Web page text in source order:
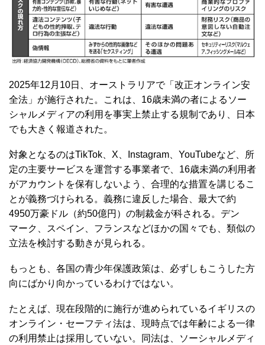
2025年12月10日、オーストラリアで「改正オンライン安
全法」が施行された。これは、16歳未満の者によるソー
シャルメディアの利用を事実上禁止する規制であり、日本
でも大きく報道された。
対象となるのはTikTok、X、Instagram、YouTubeなど、所
定の主要サービスを運営する事業者で、16歳未満の利用者
がアカウントを保有しないよう、合理的な措置を講じるこ
とが義務づけられる。義務に違反した場合、最大で約
4950万豪ドル（約50億円）の制裁金が科される。デン
マーク、スペイン、フランスなどほかの国々でも、類似の
立法を検討する動きが見られる。
もっとも、各国の青少年保護政策は、必ずしもこうした方
向にばかり向かっているわけではない。
たとえば、現在段階的に施行が進められているイギリスの
オンライン・セーフティ法は、現時点では年齢による一律
の利用禁止は採用していない。同法は、ソーシャルメディ